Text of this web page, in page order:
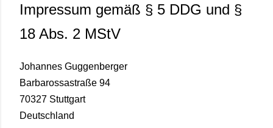
Impressum gemäß § 5 DDG und §
18 Abs. 2 MStV
Johannes Guggenberger
Barbarossastraße 94
70327 Stuttgart
Deutschland